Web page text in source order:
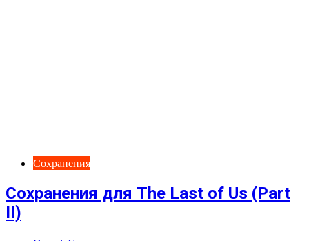
Сохранения
Сохранения для The Last of Us (Part
II)